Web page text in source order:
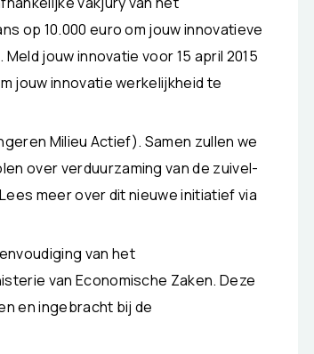
op 10.000 euro om jouw innovatieve
jouw innovatie voor 15 april 2015
jouw innovatie werkelijkheid te
Milieu Actief). Samen zullen we
over verduurzaming van de zuivel-
meer over dit nieuwe initiatief via
van het
van Economische Zaken. Deze
en ingebracht bij de